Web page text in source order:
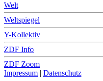
Welt
Weltspiegel
Y-Kollektiv
ZDF Info
ZDF Zoom
Impressum | Datenschutz